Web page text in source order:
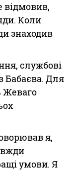
відмовив,
Коли
знаходив
службові
Бабаєва. Для
Жеваго
я,
умови. Я